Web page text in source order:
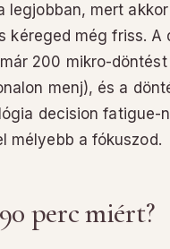
legjobban, mert
kéreged még friss.
200 mikro-
menj), és a
decision fatigue-
mélyebb a fókuszod.
perc miért?